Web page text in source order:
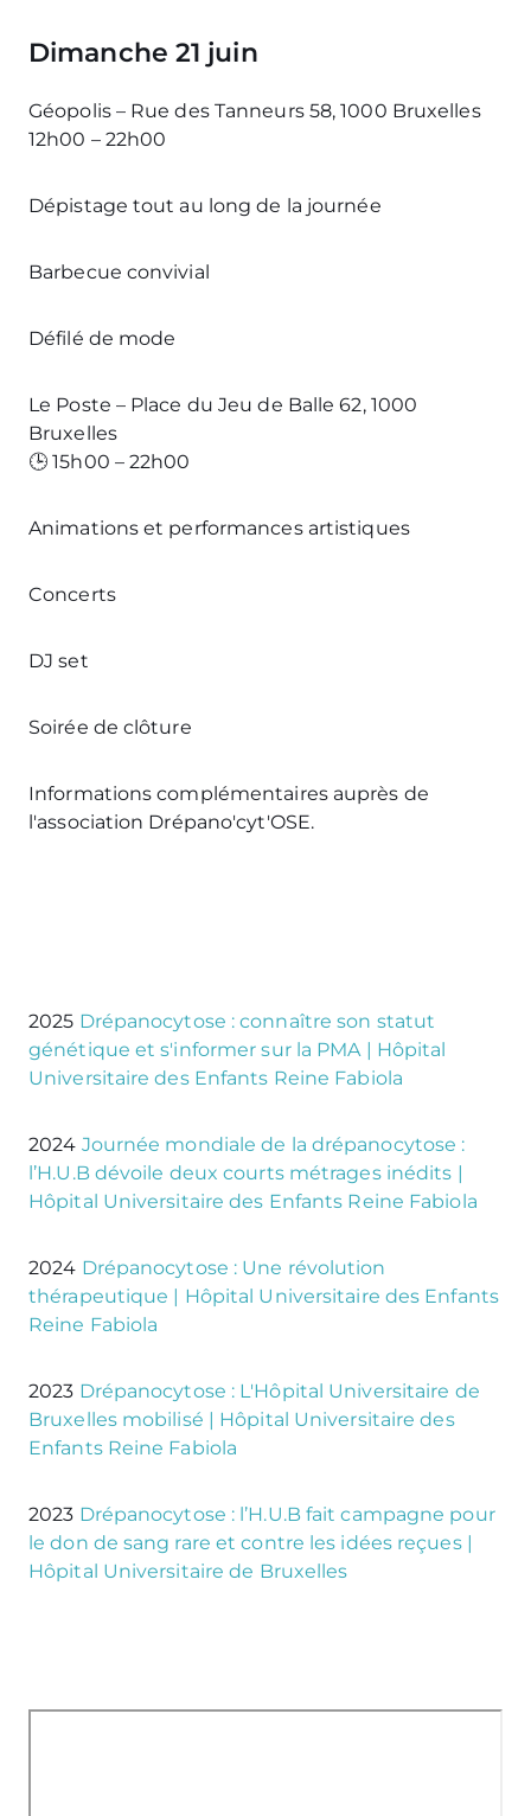
Dimanche 21 juin
Géopolis – Rue des Tanneurs 58, 1000 Bruxelles
12h00 – 22h00
Dépistage tout au long de la journée
Barbecue convivial
Défilé de mode
Le Poste – Place du Jeu de Balle 62, 1000
Bruxelles
🕒 15h00 – 22h00
Animations et performances artistiques
Concerts
DJ set
Soirée de clôture
Informations complémentaires auprès de
l'association Drépano'cyt'OSE.
2025 Drépanocytose : connaître son statut
génétique et s'informer sur la PMA | Hôpital
Universitaire des Enfants Reine Fabiola
2024 Journée mondiale de la drépanocytose :
l’H.U.B dévoile deux courts métrages inédits |
Hôpital Universitaire des Enfants Reine Fabiola
2024 Drépanocytose : Une révolution
thérapeutique | Hôpital Universitaire des Enfants
Reine Fabiola
2023 Drépanocytose : L'Hôpital Universitaire de
Bruxelles mobilisé | Hôpital Universitaire des
Enfants Reine Fabiola
2023 Drépanocytose : l’H.U.B fait campagne pour
le don de sang rare et contre les idées reçues |
Hôpital Universitaire de Bruxelles